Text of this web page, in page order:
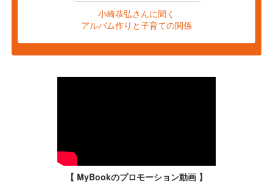
小崎恭弘さんに聞く
アルバム作りと子育ての関係
【 MyBookのプロモーション動画 】